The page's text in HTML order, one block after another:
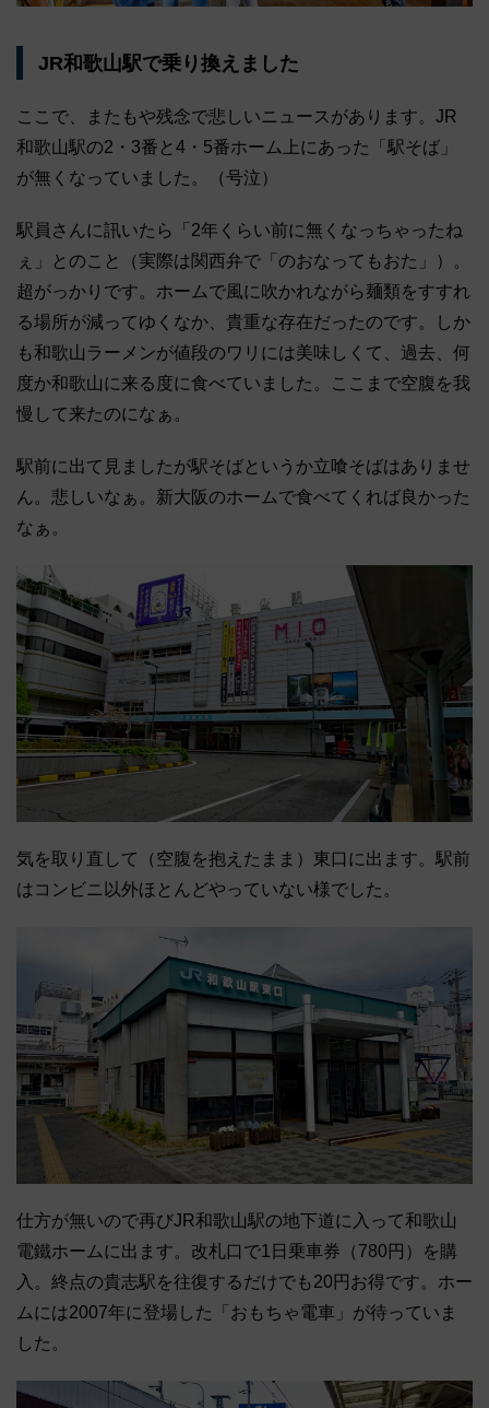
JR和歌山駅で乗り換えました
ここで、またもや残念で悲しいニュースがあります。JR
和歌山駅の2・3番と4・5番ホーム上にあった「駅そば」
が無くなっていました。（号泣）
駅員さんに訊いたら「2年くらい前に無くなっちゃったね
ぇ」とのこと（実際は関西弁で「のおなってもおた」）。
超がっかりです。ホームで風に吹かれながら麺類をすすれ
る場所が減ってゆくなか、貴重な存在だったのです。しか
も和歌山ラーメンが値段のワリには美味しくて、過去、何
度か和歌山に来る度に食べていました。ここまで空腹を我
慢して来たのになぁ。
駅前に出て見ましたが駅そばというか立喰そばはありませ
ん。悲しいなぁ。新大阪のホームで食べてくれば良かった
なぁ。
気を取り直して（空腹を抱えたまま）東口に出ます。駅前
はコンビニ以外ほとんどやっていない様でした。
仕方が無いので再びJR和歌山駅の地下道に入って和歌山
電鐵ホームに出ます。改札口で1日乗車券（780円）を購
入。終点の貴志駅を往復するだけでも20円お得です。ホー
ムには2007年に登場した「おもちゃ電車」が待っていま
した。